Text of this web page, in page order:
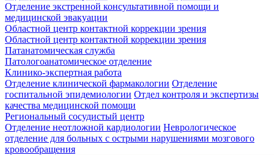
Отделение экстренной консультативной помощи и
медицинской эвакуации
Областной центр контактной коррекции зрения
Областной центр контактной коррекции зрения
Патанатомическая служба
Патологоанатомическое отделение
Клинико-экспертная работа
Отделение клинической фармакологии Отделение
госпитальной эпидемиологии Отдел контроля и экспертизы
качества медицинской помощи
Региональный сосудистый центр
Отделение неотложной кардиологии Неврологическое
отделение для больных с острыми нарушениями мозгового
кровообращения